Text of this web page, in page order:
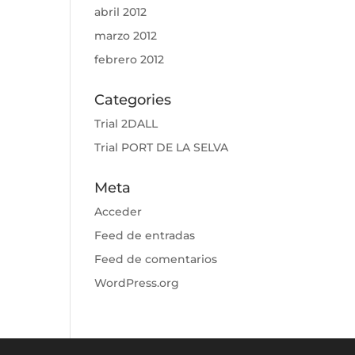
abril 2012
marzo 2012
febrero 2012
Categories
Trial 2DALL
Trial PORT DE LA SELVA
Meta
Acceder
Feed de entradas
Feed de comentarios
WordPress.org